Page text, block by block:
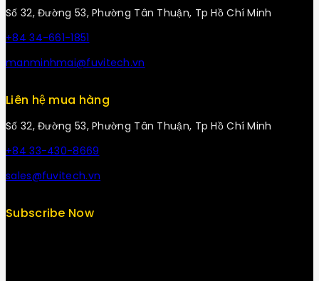
Số 32, Đường 53, Phường Tân Thuận, Tp Hồ Chí Minh
+84 34-661-1851
manminhmai@fuvitech.vn
Liên hệ mua hàng
Số 32, Đường 53, Phường Tân Thuận, Tp Hồ Chí Minh
+84 33-430-8669
sales@fuvitech.vn
Subscribe Now